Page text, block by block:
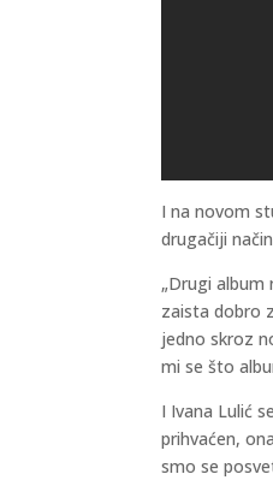
I na novom
drugačiji
„Drugi
zaista dobro
jedno skroz
mi se što
I Ivana Lulić
prihvaćen,
smo se